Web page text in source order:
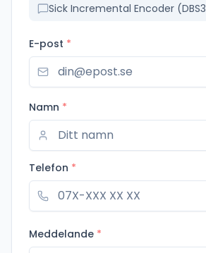
Sick Incremental Encoder
E-post *
Namn *
Telefon *
Meddelande *